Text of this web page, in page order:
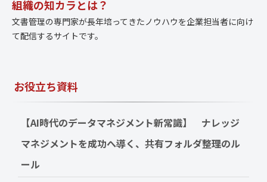
組織の知カラとは？
文書管理の専門家が長年培ってきたノウハウを企業担当者に向け
て配信するサイトです。
お役立ち資料
【AI時代のデータマネジメント新常識】　ナレッジ
マネジメントを成功へ導く、共有フォルダ整理のル
ール